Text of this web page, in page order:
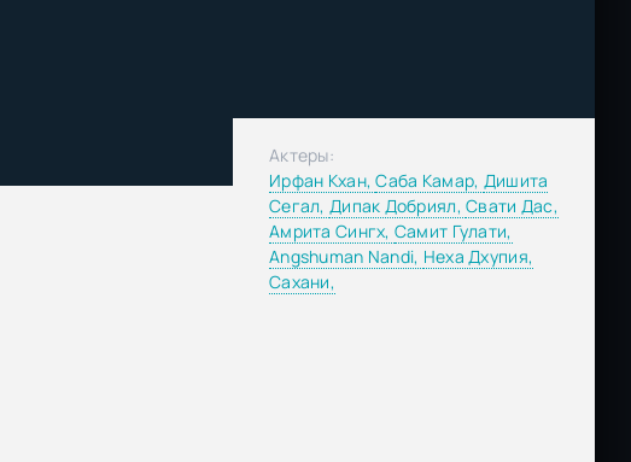
Актеры:
Ирфан Кхан,Саба Камар, Дишита
Сегал, Дипак Добриял,Свати Дас,
Амрита Сингх, Самит Гулати,
Angshuman Nandi, Неха Дхупия,
Сахани,